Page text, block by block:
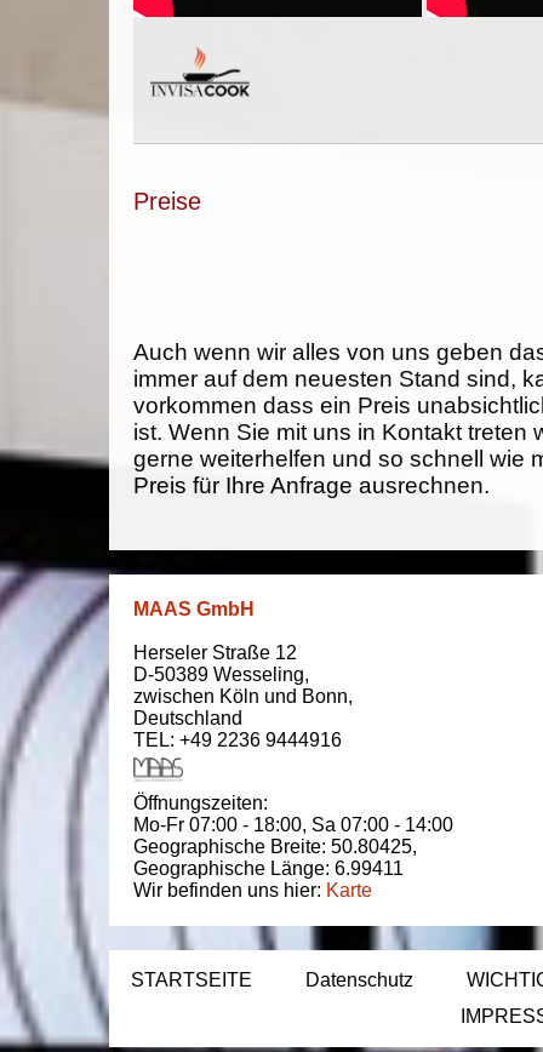
Preise
Auch wenn wir alles von uns geben
immer auf dem neuesten Stand sind,
vorkommen dass ein Preis
ist. Wenn Sie mit uns in Kontakt treten
gerne weiterhelfen und so schnell wie
Preis für Ihre Anfrage ausrechnen.
MAAS GmbH
Herseler Straße 12
D-50389 Wesseling,
zwischen Köln und Bonn,
Deutschland
TEL: +49 2236 9444916
Öffnungszeiten:
Mo-Fr 07:00 - 18:00, Sa 07:00 - 14:00
Geographische Breite: 50.80425,
Geographische Länge: 6.99411
Wir befinden uns hier: Karte
STARTSEITE Datenschutz